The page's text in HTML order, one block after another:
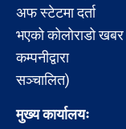
अफ स्टेटमा दर्ता
भएको कोलोराडो खबर
कम्पनीद्वारा
सञ्चालित)
मुख्य कार्यालयः